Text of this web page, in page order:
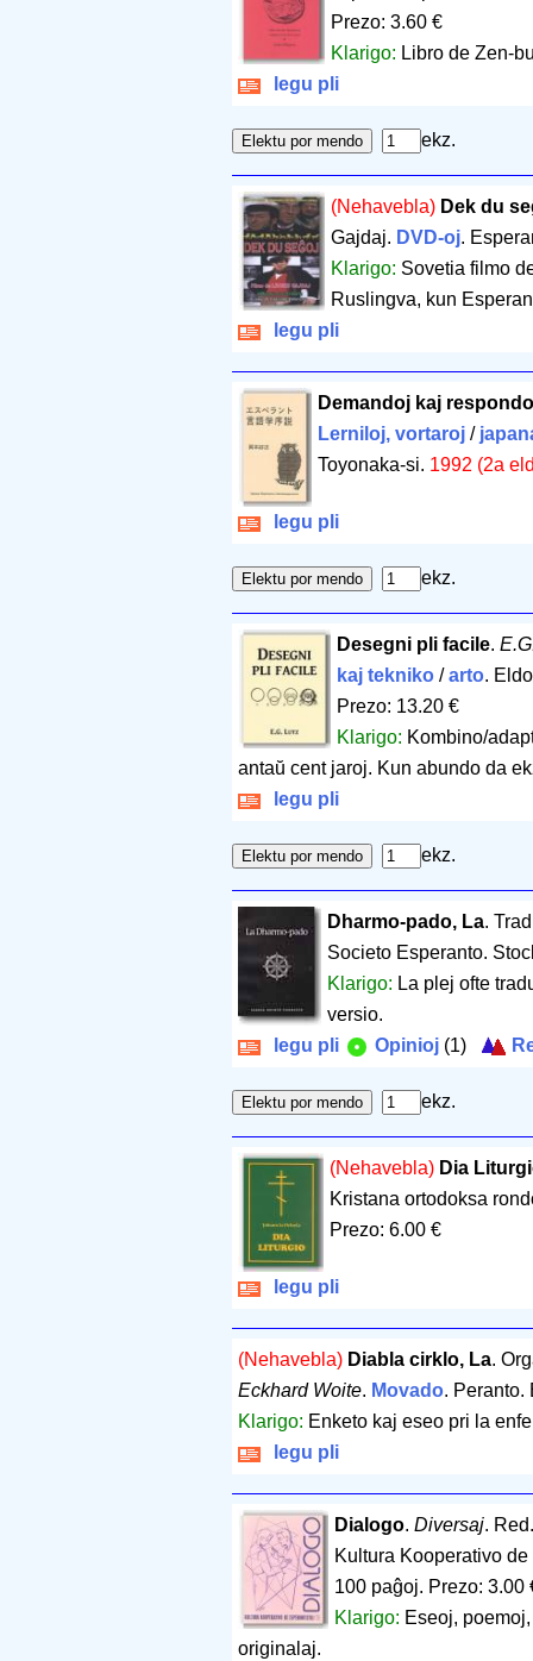
Prezo: 3.60 €
Klarigo: Libro de Zen-
legu pli
ekz.
(Nehavebla) Dek du
Gajdaj. DVD-oj.
Klarigo: Sovetia filmo
Ruslingva, kun
legu pli
Demandoj kaj
Lerniloj, vortaroj/
Toyonaka-si. 1992 (2a
legu pli
ekz.
Desegni pli facile.
kaj tekniko /arto.
Prezo: 13.20 €
Klarigo: Kombino/
antaŭ cent jaroj. Kun abundo da
legu pli
ekz.
Dharmo-pado, La.
Societo Esperanto.
Klarigo: La plej ofte
versio.
legu pli
Opinioj (1)
ekz.
(Nehavebla) Dia
Kristana ortodoksa
Prezo: 6.00 €
legu pli
(Nehavebla) Diabla cirklo, La.
Eckhard Woite. Movado.
Klarigo: Enketo kaj eseo pri la
legu pli
Dialogo.Diversaj.
Kultura Kooperativo
100 paĝoj. Prezo: 3.00
Klarigo: Eseoj,
originalaj.